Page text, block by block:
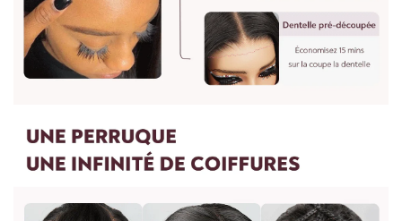
cheveux sont usés ou endommagés, nous ne pouvons pas
accepter les retours. S'il y a un problème de qualité des
cheveux, vous pouvez les retourner sans frais.
Oui, nous pouvons faire n'importe quelle perruque comme
vous le souhaitez. Vous pouvez nous envoyer des photos et
nous écrire à : vip@shinehair.fr
bas et utilisez vos doigts pour les boucler de l'intérieur vers
l'extérieur aux extrémités pour des boucles plus lisses.
Vaporisez une lotion coiffante pour aider
semaine ou deux semaines dépend de l'utilisation.